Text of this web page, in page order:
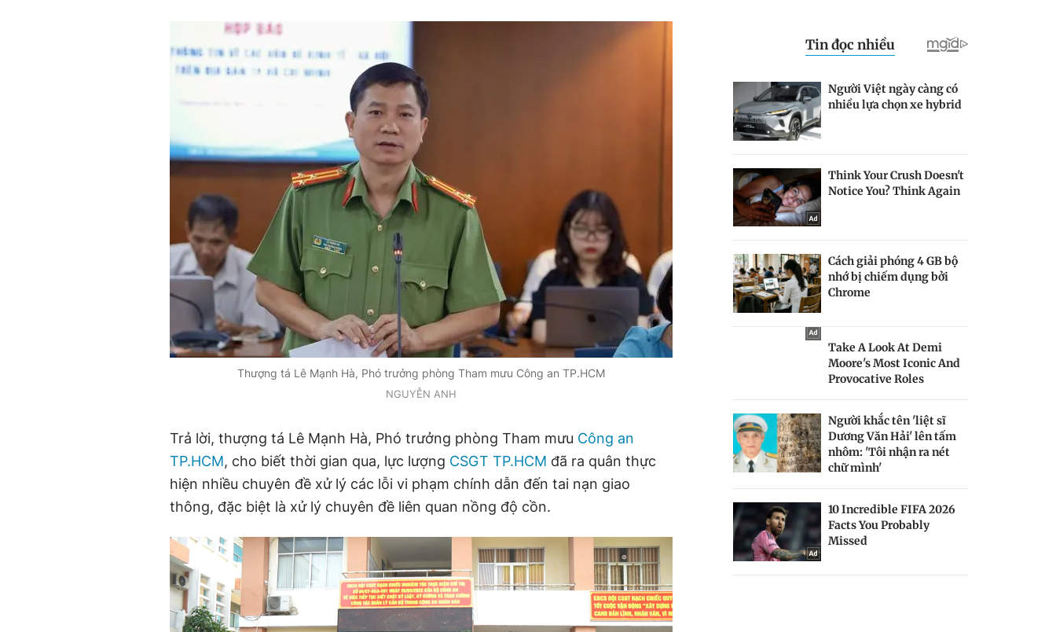
Thượng tá Lê Mạnh Hà, Phó trưởng phòng Tham mưu Công an TP.HCM
NGUYỄN ANH
Trả lời, thượng tá Lê Mạnh Hà, Phó trưởng phòng Tham mưu Công an
TP.HCM, cho biết thời gian qua, lực lượng CSGT TP.HCM đã ra quân thực
hiện nhiều chuyên đề xử lý các lỗi vi phạm chính dẫn đến tai nạn giao
thông, đặc biệt là xử lý chuyên đề liên quan nồng độ cồn.